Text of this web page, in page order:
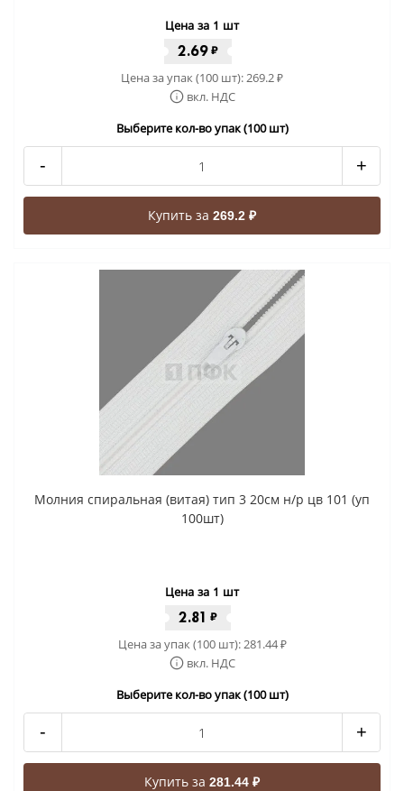
Цена за 1 шт
2.69 ₽
Цена за упак (100 шт):269.2₽
вкл. НДС
Выберите кол-во упак (100 шт)
- +
Купить за 269.2 ₽
Молния спиральная (витая) тип 3 20см н/р цв 101 (уп
100шт)
Цена за 1 шт
2.81 ₽
Цена за упак (100 шт):281.44₽
вкл. НДС
Выберите кол-во упак (100 шт)
- +
Купить за 281.44 ₽